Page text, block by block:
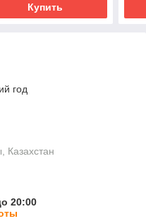
Купить
год
Казахстан
20:00